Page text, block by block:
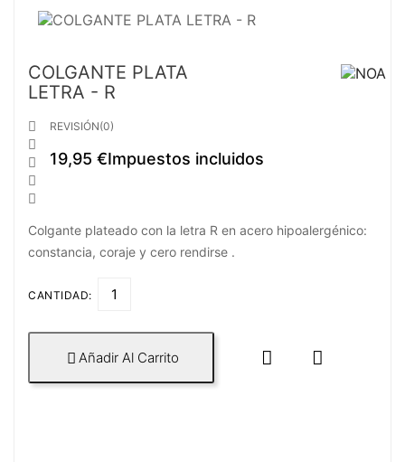
COLGANTE PLATA
LETRA - R





REVISIÓN(0)
19,95 €Impuestos incluidos
Colgante plateado con la letra R en acero hipoalergénico:
constancia, coraje y cero rendirse .
CANTIDAD:
 Añadir Al Carrito  